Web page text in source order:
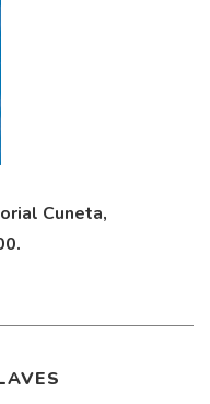
Cuneta,